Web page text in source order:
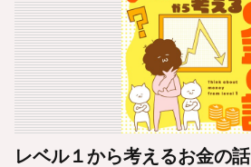
レベル１から考えるお金の話